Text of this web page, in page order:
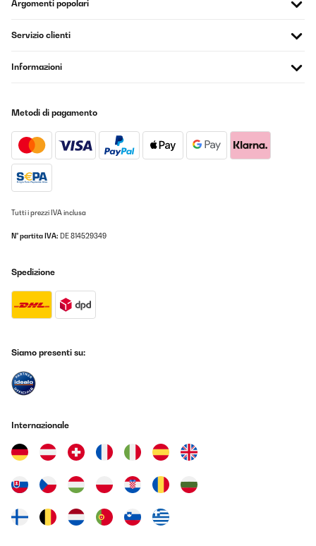
Argomenti popolari
Servizio clienti
Informazioni
Metodi di pagamento
Tutti i prezzi IVA inclusa
N° partita IVA: DE 814529349
Spedizione
Siamo presenti su:
Internazionale